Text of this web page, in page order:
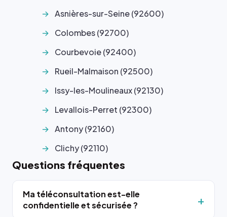
Asnières-sur-Seine (92600)
Colombes (92700)
Courbevoie (92400)
Rueil-Malmaison (92500)
Issy-les-Moulineaux (92130)
Levallois-Perret (92300)
Antony (92160)
Clichy (92110)
Questions fréquentes
Ma téléconsultation est-elle
confidentielle et sécurisée ?